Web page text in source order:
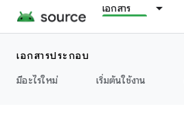
เอกสาร
เอกสารประกอบ
มีอะไรใหม่
เริ่มต้นใช้งาน
เสียง
กล้องถ่ายรูป